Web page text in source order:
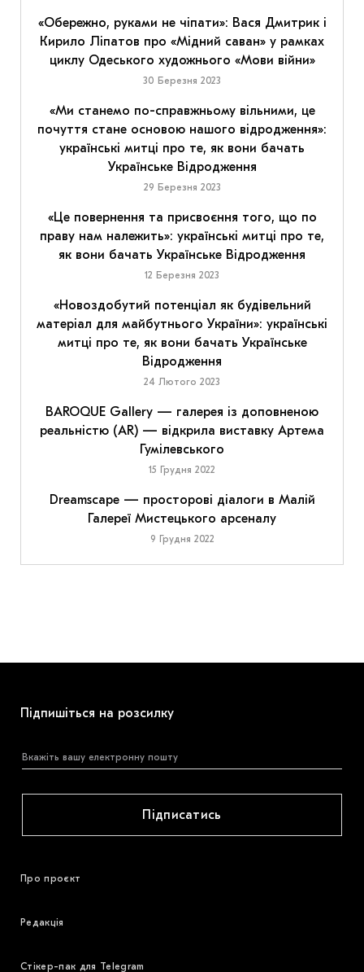
«Обережно, руками не чіпати»: Вася Дмитрик і
Кирило Ліпатов про «Мідний саван» у рамках
циклу Одеського художнього «Мови війни»
30 Березня 2023
«Ми станемо по-справжньому вільними, це
почуття стане основою нашого відродження»:
українські митці про те, як вони бачать
Українське Відродження
29 Березня 2023
«Це повернення та присвоєння того, що по
праву нам належить»: українські митці про те,
як вони бачать Українське Відродження
12 Березня 2023
«Новоздобутий потенціал як будівельний
матеріал для майбутнього України»: українські
митці про те, як вони бачать Українське
Відродження
24 Лютого 2023
BAROQUE Gallery — галерея із доповненою
реальністю (AR) — відкрила виставку Артема
Гумілевського
15 Грудня 2022
Dreamscape — просторові діалоги в Малій
Галереї Мистецького арсеналу
9 Грудня 2022
Підпишіться на розсилку
Підписатись
Про проєкт
Редакція
Стікер-пак для Telegram